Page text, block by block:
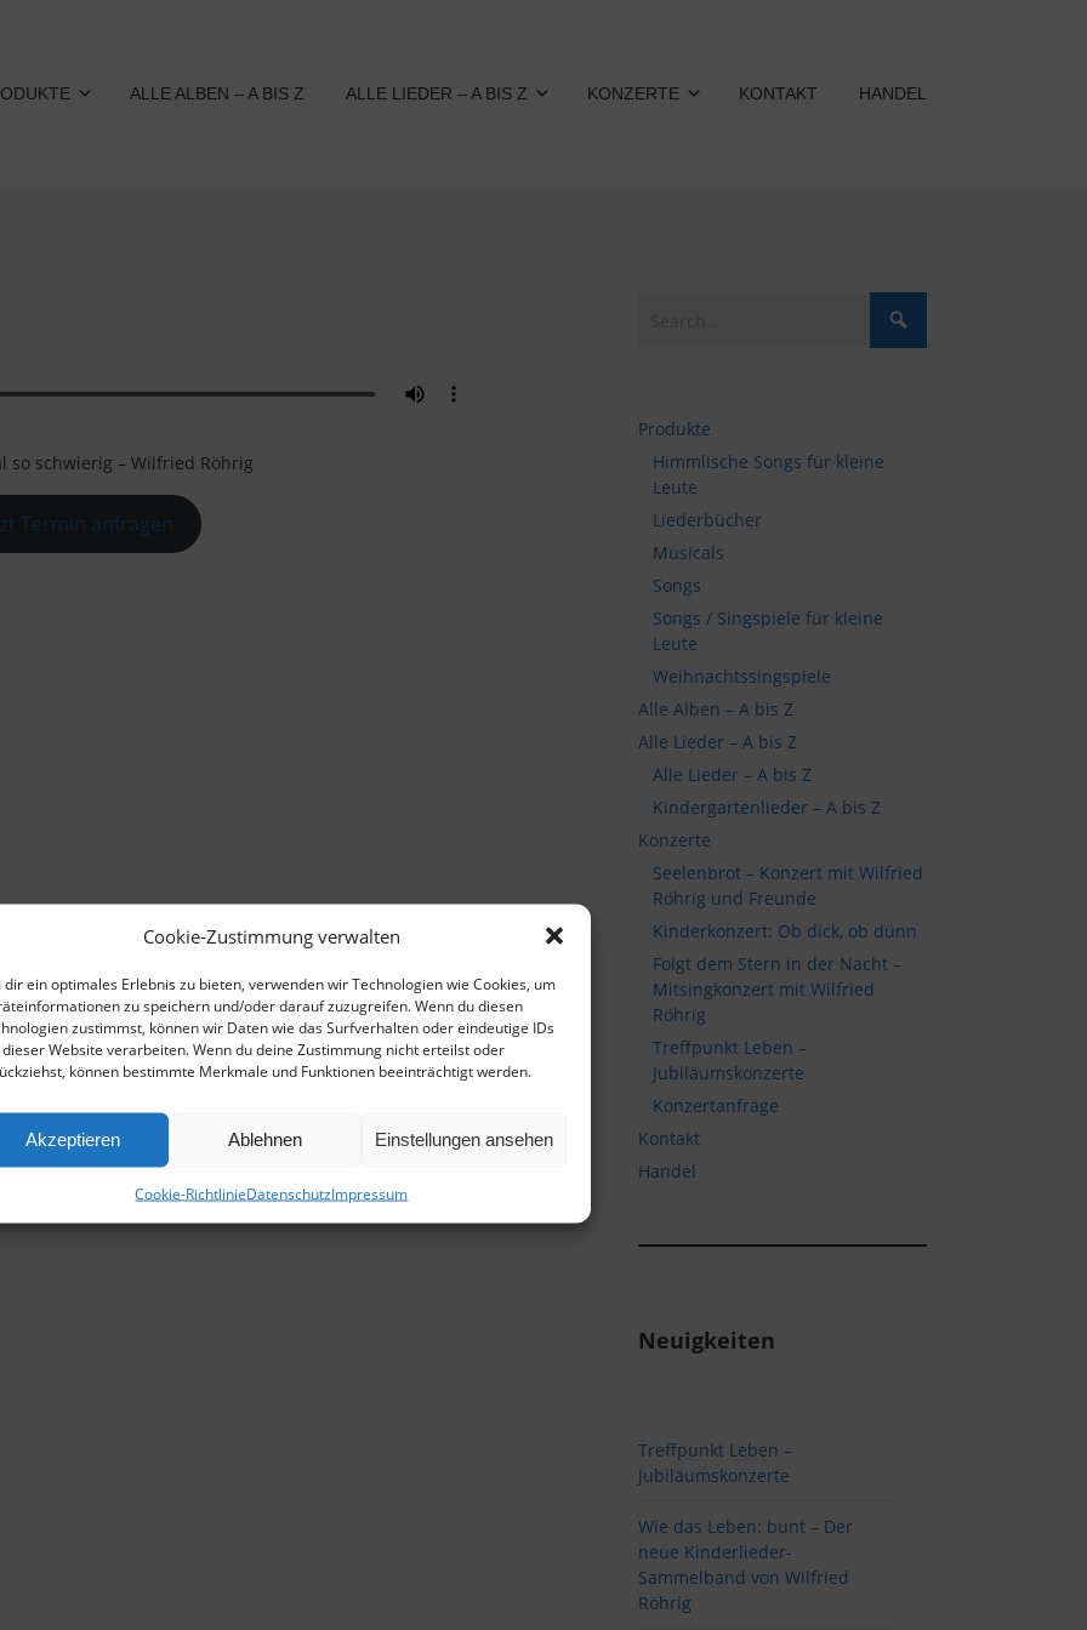
Cookie-Zustimmung verwalten
dir ein optimales Erlebnis zu bieten, verwenden wir Technologien wie Cookies, um
zu speichern und/oder darauf zuzugreifen. Wenn du diesen
zustimmst, können wir Daten wie das Surfverhalten oder eindeutige IDs
Website verarbeiten. Wenn du deine Zustimmung nicht erteilst oder
können bestimmte Merkmale und Funktionen beeinträchtigt werden.
Akzeptieren Ablehnen Einstellungen ansehen
Cookie-RichtlinieDatenschutzImpressum
ALLE ALBEN – A BIS Z ALLE LIEDER – A BIS Z KONZERTE KONTAKT HANDEL
so schwierig – Wilfried Röhrig
Termin anfragen
Produkte
Himmlische Songs für kleine
Leute
Liederbücher
Musicals
Songs
Songs / Singspiele für kleine
Leute
Weihnachtssingspiele
Alle Alben – A bis Z
Alle Lieder – A bis Z
Alle Lieder – A bis Z
Kindergartenlieder – A bis Z
Konzerte
Seelenbrot – Konzert mit Wilfried
Röhrig und Freunde
Kinderkonzert: Ob dick, ob dünn
Folgt dem Stern in der Nacht –
Mitsingkonzert mit Wilfried
Röhrig
Treffpunkt Leben –
Jubiläumskonzerte
Konzertanfrage
Kontakt
Handel
Neuigkeiten
Treffpunkt Leben –
Jubiläumskonzerte
Wie das Leben: bunt – Der
neue Kinderlieder-
Sammelband von Wilfried
Röhrig